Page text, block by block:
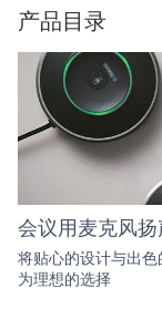
产品目录
会议用麦克风
将贴心的设计与出
为理想的选择